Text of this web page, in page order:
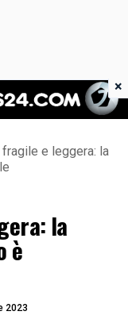
e leggera: la
la
è
2023
×